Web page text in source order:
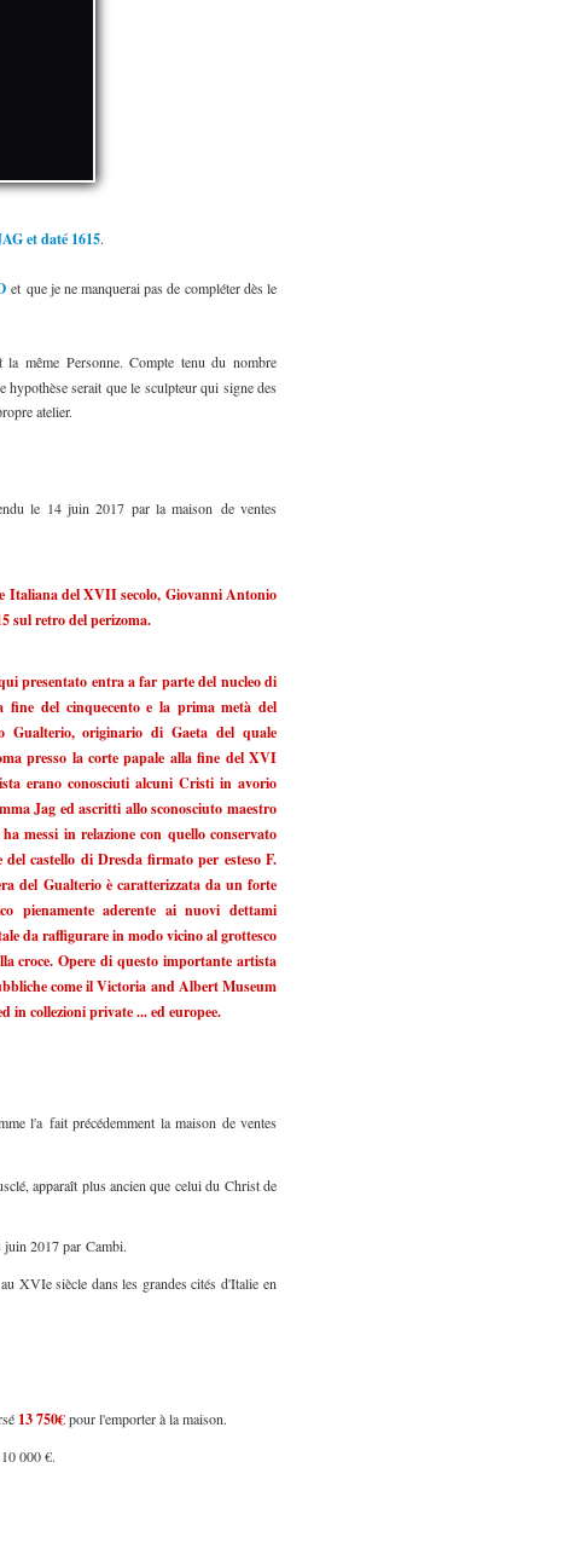
et daté 1615.
et que je ne manquerai pas de compléter dès le
même Personne. Compte tenu du nombre
serait que le sculpteur qui signe des
atelier.
le 14 juin 2017 par la maison de ventes
Italiana del XVII secolo, Giovanni Antonio
sul retro del perizoma.
presentato entra a far parte del nucleo di
fine del cinquecento e la prima metà del
Gualterio, originario di Gaeta del quale
presso la corte papale alla fine del XVI
erano conosciuti alcuni Cristi in avorio
Jag ed ascritti allo sconosciuto maestro
messi in relazione con quello conservato
del castello di Dresda firmato per esteso F.
del Gualterio è caratterizzata da un forte
pienamente aderente ai nuovi dettami
da raffigurare in modo vicino al grottesco
croce. Opere di questo importante artista
come il Victoria and Albert Museum
in collezioni private ... ed europee.
l'a fait précédemment la maison de ventes
apparaît plus ancien que celui du Christ de
juin 2017 par Cambi.
XVIe siècle dans les grandes cités d'Italie en
13 750€pour l'emporter à la maison.
000 €.